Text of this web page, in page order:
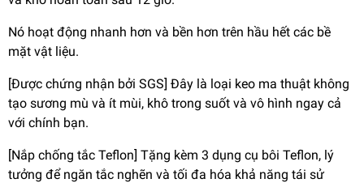
Nó hoạt động nhanh hơn và bền hơn trên hầu hết các bề
mặt vật liệu.
[Được chứng nhận bởi SGS] Đây là loại keo ma thuật không
tạo sương mù và ít mùi, khô trong suốt và vô hình ngay cả
với chính bạn.
[Nắp chống tắc Teflon] Tặng kèm 3 dụng cụ bôi Teflon, lý
tưởng để ngăn tắc nghẽn và tối đa hóa khả năng tái sử